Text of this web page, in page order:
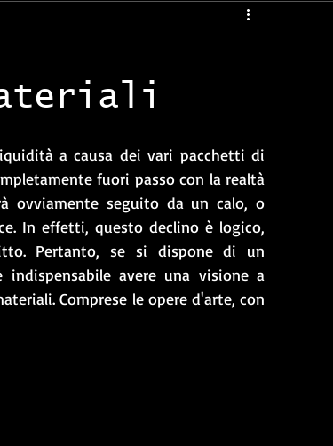
a causa dei vari pacchetti di
fuori passo con la realtà
ovviamente seguito da un calo, o
In effetti, questo declino è logico,
Pertanto, se si dispone di un
avere una visione a
Comprese le opere d'arte, con